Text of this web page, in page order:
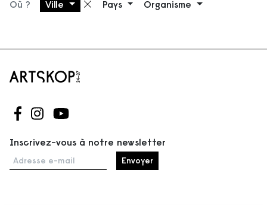
Où ?
Ville Supprimer le filtre
Pays Organisme
Suivez-nous sur Facebook
Suivez-nous sur Instagram
Suivez-nous sur Youtube
Inscrivez-vous à notre newsletter
Adresse e-mail